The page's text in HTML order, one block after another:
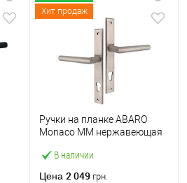
Хит продаж
В наличии
Ручки на планке ABARO
Monaco MM нержавеющая
Цена 2 049 грн.